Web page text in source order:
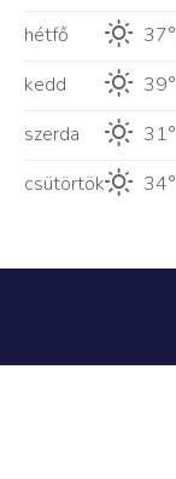
hétfő 37°
kedd
39°
szerda
31°
csütörtök
34°